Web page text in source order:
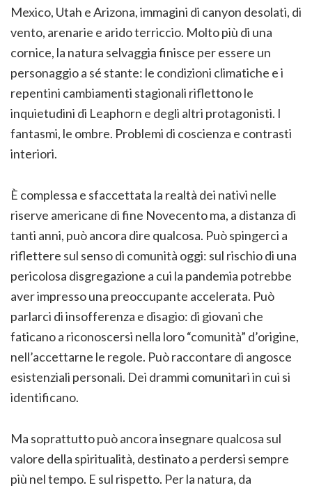
Mexico, Utah e Arizona, immagini di canyon desolati, di
vento, arenarie e arido terriccio. Molto più di una
cornice, la natura selvaggia finisce per essere un
personaggio a sé stante: le condizioni climatiche e i
repentini cambiamenti stagionali riflettono le
inquietudini di Leaphorn e degli altri protagonisti. I
fantasmi, le ombre. Problemi di coscienza e contrasti
interiori.
È complessa e sfaccettata la realtà dei nativi nelle
riserve americane di fine Novecento ma, a distanza di
tanti anni, può ancora dire qualcosa. Può spingerci a
riflettere sul senso di comunità oggi: sul rischio di una
pericolosa disgregazione a cui la pandemia potrebbe
aver impresso una preoccupante accelerata. Può
parlarci di insofferenza e disagio: di giovani che
faticano a riconoscersi nella loro “comunità” d’origine,
nell’accettarne le regole. Può raccontare di angosce
esistenziali personali. Dei drammi comunitari in cui si
identificano.
Ma soprattutto può ancora insegnare qualcosa sul
valore della spiritualità, destinato a perdersi sempre
più nel tempo. E sul rispetto. Per la natura, da